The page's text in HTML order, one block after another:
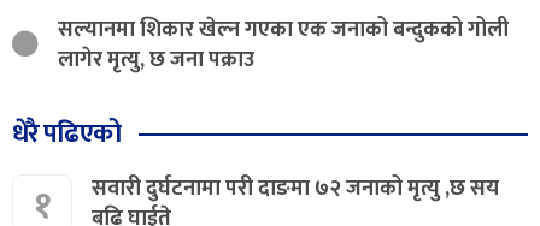
सल्यानमा शिकार खेल्न गएका एक जनाको बन्दुकको गोली
लागेर मृत्यु, छ जना पक्राउ
धेरै पढिएको
१
सवारी दुर्घटनामा परी दाङमा ७२ जनाको मृत्यु ,छ सय
बढि घाईते